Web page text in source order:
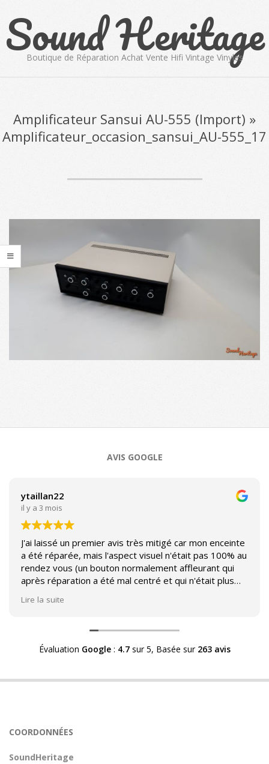
content
Sound Heritage
Boutique de Réparation Achat Vente Hifi Vintage Vinyles
MenuAmplificateur Sansui AU-555 (Import) »
Amplificateur_occasion_sansui_AU-555_17
09-
AVIS GOOGLE
ytaillan22
il y a 3 mois
J'ai laissé un premier avis très mitigé car mon enceinte
a été réparée, mais l'aspect visuel n'était pas 100% au
rendez vous (un bouton normalement affleurant qui
après réparation a été mal centré et qui n'était plus
Héritage afin d'échanger sur mon expérience et on
m'a fourni des explications sur le pourquoi cet aspect
visuel.
enceinte n'est plus fabriqué (et donc vendu) et que
Avoir ce genre d'explication est utile et valorisant pour
rendez le matériel.
Lire la suite
Évaluation Google: 4.7sur 5, Basée sur 263 avis
COORDONNÉES
SoundHeritage